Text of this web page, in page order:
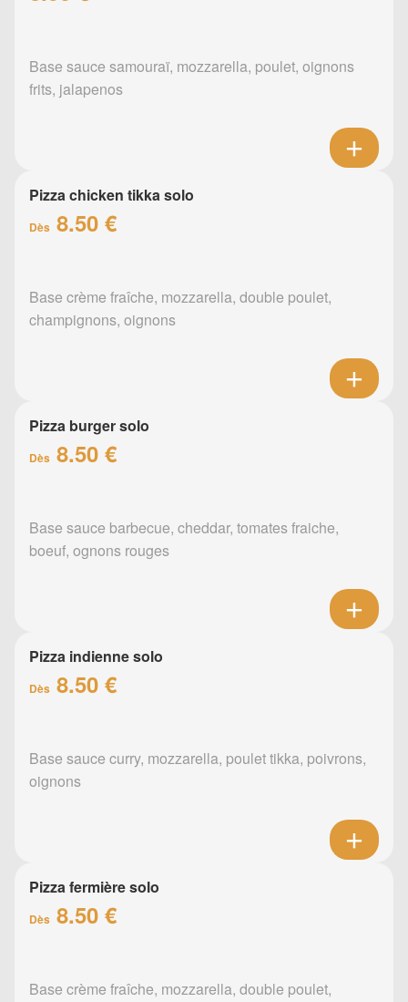
Base sauce samouraï, mozzarella, poulet, oignons
frits, jalapenos
Pizza chicken tikka solo
Dès 8.50 €
Base crème fraîche, mozzarella, double poulet,
champignons, oignons
Pizza burger solo
Dès 8.50 €
Base sauce barbecue, cheddar, tomates fraiche,
boeuf, ognons rouges
Pizza indienne solo
Dès 8.50 €
Base sauce curry, mozzarella, poulet tikka, poivrons,
oignons
Pizza fermière solo
Dès 8.50 €
Base crème fraîche, mozzarella, double poulet,